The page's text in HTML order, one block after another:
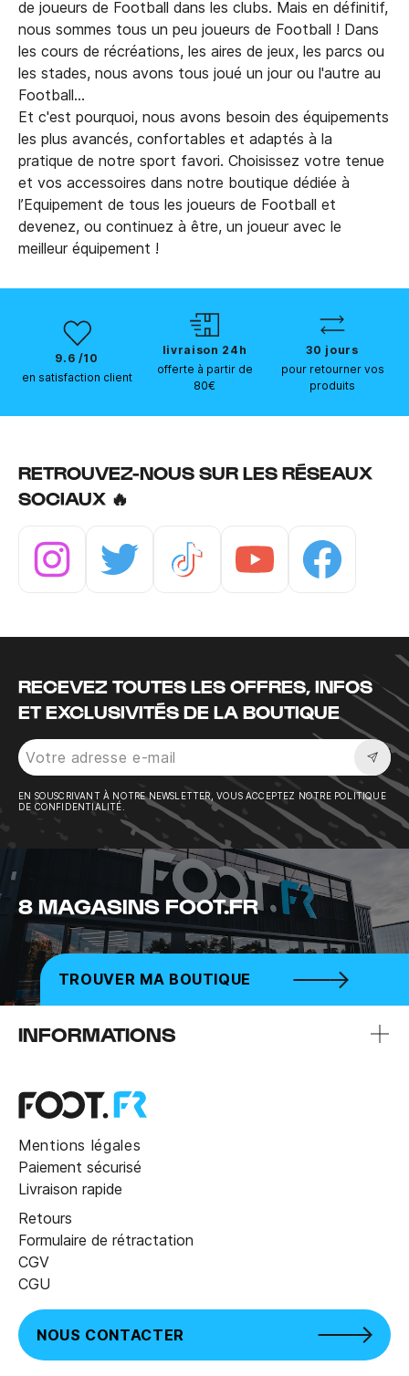
de joueurs de Football dans les clubs. Mais en définitif,
nous sommes tous un peu joueurs de Football ! Dans
les cours de récréations, les aires de jeux, les parcs ou
les stades, nous avons tous joué un jour ou l'autre au
Football…
Et c'est pourquoi, nous avons besoin des équipements
les plus avancés, confortables et adaptés à la
pratique de notre sport favori. Choisissez votre tenue
et vos accessoires dans notre boutique dédiée à
l’Equipement de tous les joueurs de Football et
devenez, ou continuez à être, un joueur avec le
meilleur équipement !
9.6 /10
en satisfaction client
livraison 24h
offerte à partir de
80€
30 jours
pour retourner vos
produits
RETROUVEZ-NOUS SUR LES RÉSEAUX
SOCIAUX 🔥
RECEVEZ TOUTES LES OFFRES, INFOS
ET EXCLUSIVITÉS DE LA BOUTIQUE
EN SOUSCRIVANT À NOTRE NEWSLETTER, VOUS ACCEPTEZ NOTRE POLITIQUE
DE CONFIDENTIALITÉ.
8 MAGASINS FOOT.FR
TROUVER MA BOUTIQUE
INFORMATIONS
Mentions légales
Paiement sécurisé
Livraison rapide
Retours
Formulaire de rétractation
CGV
CGU
NOUS CONTACTER